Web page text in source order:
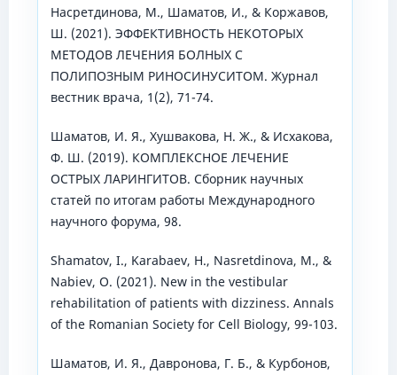
Насретдинова, М., Шаматов, И., & Коржавов,
Ш. (2021). ЭФФЕКТИВНОСТЬ НЕКОТОРЫХ
МЕТОДОВ ЛЕЧЕНИЯ БОЛНЫХ С
ПОЛИПОЗНЫМ РИНОСИНУСИТОМ. Журнал
вестник врача, 1(2), 71-74.
Шаматов, И. Я., Хушвакова, Н. Ж., & Исхакова,
Ф. Ш. (2019). КОМПЛЕКСНОЕ ЛЕЧЕНИЕ
ОСТРЫХ ЛАРИНГИТОВ. Сборник научных
статей по итогам работы Международного
научного форума, 98.
Shamatov, I., Karabaev, H., Nasretdinova, M., &
Nabiev, O. (2021). New in the vestibular
rehabilitation of patients with dizziness. Annals
of the Romanian Society for Cell Biology, 99-103.
Шаматов, И. Я., Давронова, Г. Б., & Курбонов,